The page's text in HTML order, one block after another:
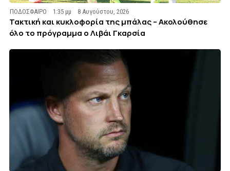
ΠΟΔΟΣΦΑΙΡΟ 1:35 μμ 8 Αυγούστου, 2026
Τακτική και κυκλοφορία της μπάλας – Ακολούθησε
όλο το πρόγραμμα ο Λιβάι Γκαρσία